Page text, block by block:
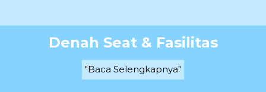
Denah Seat & Fasilitas
"Baca Selengkapnya"